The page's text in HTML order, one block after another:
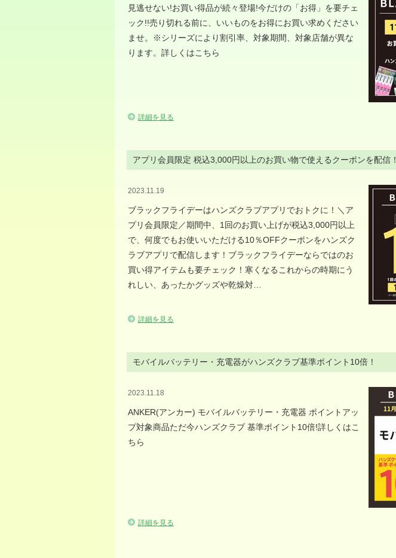
見逃せない!お買い得品が続々登場!今だけの「お得」を要チェ
ック!!売り切れる前に、いいものをお得にお買い求めください
ませ。※シリーズにより割引率、対象期間、対象店舗が異な
ります。詳しくはこちら
詳細を見る
アプリ会員限定 税込3,000円以上のお買い物で使えるクーポンを配信！
2023.11.19
ブラックフライデーはハンズクラブアプリでおトクに！＼ア
プリ会員限定／期間中、1回のお買い上げが税込3,000円以上
で、何度でもお使いいただける10％OFFクーポンをハンズク
ラブアプリで配信します！ブラックフライデーならではのお
買い得アイテムも要チェック！寒くなるこれからの時期にう
れしい、あったかグッズや乾燥対…
詳細を見る
モバイルバッテリー・充電器がハンズクラブ基準ポイント10倍！
2023.11.18
ANKER(アンカー) モバイルバッテリー・充電器 ポイントアッ
プ対象商品ただ今ハンズクラブ 基準ポイント10倍!詳しくはこ
ちら
詳細を見る